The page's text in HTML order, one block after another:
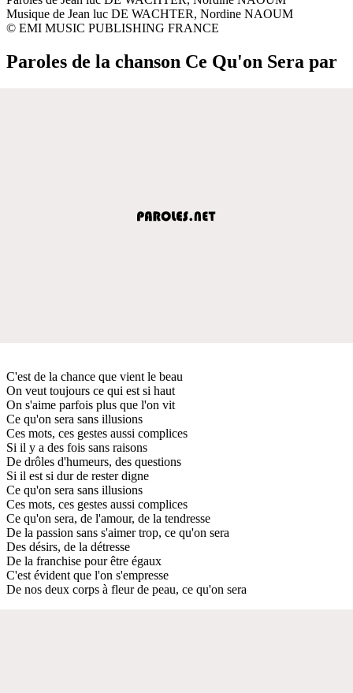
Musique de Jean luc DE WACHTER, Nordine NAOUM
© EMI MUSIC PUBLISHING FRANCE
Paroles de la chanson Ce Qu'on Sera par
C'est de la chance que vient le beau
On veut toujours ce qui est si haut
On s'aime parfois plus que l'on vit
Ce qu'on sera sans illusions
Ces mots, ces gestes aussi complices
Si il y a des fois sans raisons
De drôles d'humeurs, des questions
Si il est si dur de rester digne
Ce qu'on sera sans illusions
Ces mots, ces gestes aussi complices
Ce qu'on sera, de l'amour, de la tendresse
De la passion sans s'aimer trop, ce qu'on sera
Des désirs, de la détresse
De la franchise pour être égaux
C'est évident que l'on s'empresse
De nos deux corps à fleur de peau, ce qu'on sera